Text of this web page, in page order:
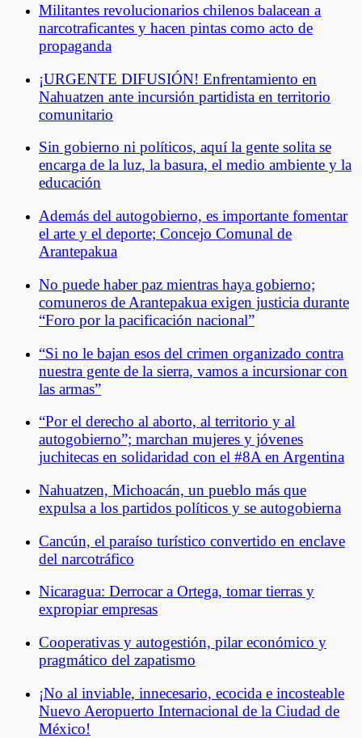
Militantes revolucionarios chilenos balacean a
narcotraficantes y hacen pintas como acto de
propaganda
¡URGENTE DIFUSIÓN! Enfrentamiento en
Nahuatzen ante incursión partidista en territorio
comunitario
Sin gobierno ni políticos, aquí la gente solita se
encarga de la luz, la basura, el medio ambiente y la
educación
Además del autogobierno, es importante fomentar
el arte y el deporte; Concejo Comunal de
Arantepakua
No puede haber paz mientras haya gobierno;
comuneros de Arantepakua exigen justicia durante
“Foro por la pacificación nacional”
“Si no le bajan esos del crimen organizado contra
nuestra gente de la sierra, vamos a incursionar con
las armas”
“Por el derecho al aborto, al territorio y al
autogobierno”; marchan mujeres y jóvenes
juchitecas en solidaridad con el #8A en Argentina
Nahuatzen, Michoacán, un pueblo más que
expulsa a los partidos políticos y se autogobierna
Cancún, el paraíso turístico convertido en enclave
del narcotráfico
Nicaragua: Derrocar a Ortega, tomar tierras y
expropiar empresas
Cooperativas y autogestión, pilar económico y
pragmático del zapatismo
¡No al inviable, innecesario, ecocida e incosteable
Nuevo Aeropuerto Internacional de la Ciudad de
México!